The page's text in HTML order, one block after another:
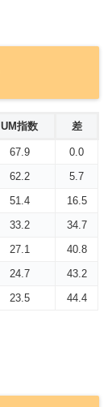
UM指数 差
67.9
0.0
62.2
5.7
51.4
16.5
33.2
34.7
27.1
40.8
24.7
43.2
23.5 44.4